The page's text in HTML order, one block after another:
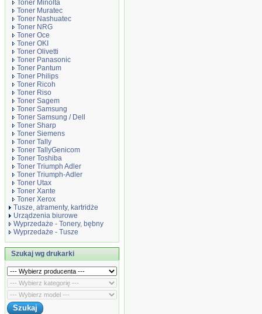
Toner Minolta
Toner Muratec
Toner Nashuatec
Toner NRG
Toner Oce
Toner OKI
Toner Olivetti
Toner Panasonic
Toner Pantum
Toner Philips
Toner Ricoh
Toner Riso
Toner Sagem
Toner Samsung
Toner Samsung / Dell
Toner Sharp
Toner Siemens
Toner Tally
Toner TallyGenicom
Toner Toshiba
Toner Triumph Adler
Toner Triumph-Adler
Toner Utax
Toner Xante
Toner Xerox
Tusze, atramenty, kartridże
Urządzenia biurowe
Wyprzedaże - Tonery, bębny
Wyprzedaże - Tusze
Szukaj wg drukarki